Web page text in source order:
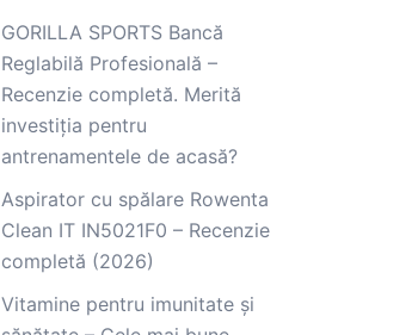
GORILLA SPORTS Bancă
Reglabilă Profesională –
Recenzie completă. Merită
investiția pentru
antrenamentele de acasă?
Aspirator cu spălare Rowenta
Clean IT IN5021F0 – Recenzie
completă (2026)
Vitamine pentru imunitate și